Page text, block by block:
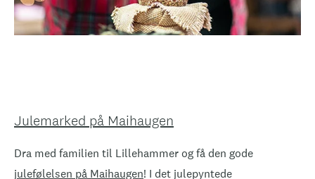
Julemarked på Maihaugen
Dra med familien til Lillehammer og få den gode
julefølelsen på Maihaugen! I det julepyntede